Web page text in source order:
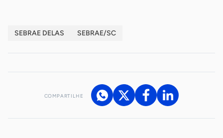
SEBRAE DELAS SEBRAE/SC
COMPARTILHE